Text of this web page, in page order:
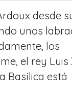
desde
unos
los
el rey Luis
Basílica está